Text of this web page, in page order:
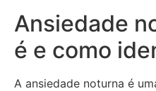
Ansiedade
é e como
A ansiedade noturna é